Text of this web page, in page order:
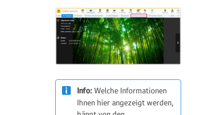
Info: Welche Informationen
Ihnen hier angezeigt werden,